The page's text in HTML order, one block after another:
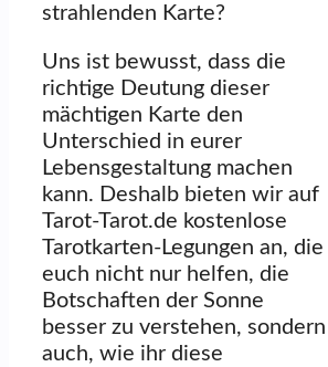
strahlenden Karte?
Uns ist bewusst, dass die
richtige Deutung dieser
mächtigen Karte den
Unterschied in eurer
Lebensgestaltung machen
kann. Deshalb bieten wir auf
Tarot-Tarot.de kostenlose
Tarotkarten-Legungen an, die
euch nicht nur helfen, die
Botschaften der Sonne
besser zu verstehen, sondern
auch, wie ihr diese